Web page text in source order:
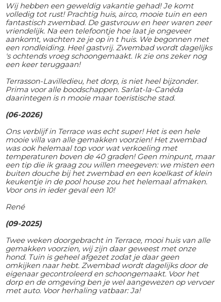
Wij hebben een geweldig vakantie gehad! Je komt
volledig tot rust! Prachtig huis, airco, mooie tuin en een
fantastisch zwembad. De gastvrouw en heer waren zeer
vriendelijk. Na een telefoontje hoe laat je ongeveer
aankomt, wachten ze je op in t huis. We begonnen met
een rondleiding. Heel gastvrij. Zwembad wordt dagelijks
's ochtends vroeg schoongemaakt. Ik zie ons zeker nog
een keer teruggaan!
Terrasson-Lavilledieu, het dorp, is niet heel bijzonder.
Prima voor alle boodschappen. Sarlat-la-Canéda
daarintegen is n mooie maar toeristische stad.
(06-2026)
Ons verblijf in Terrace was echt super! Het is een hele
mooie villa van alle gemakken voorzien! Het zwembad
was ook helemaal top voor wat verkoeling met
temperaturen boven de 40 graden! Geen minpunt, maar
een tip die ik graag zou willen meegeven: we misten een
buiten douche bij het zwembad en een koelkast of klein
keukentje in de pool house zou het helemaal afmaken.
Voor ons in ieder geval een 10!
René
(09-2025)
Twee weken doorgebracht in Terrace, mooi huis van alle
gemakken voorzien, wij zijn daar geweest met onze
hond. Tuin is geheel afgezet zodat je daar geen
omkijken naar hebt. Zwembad wordt dagelijks door de
eigenaar gecontroleerd en schoongemaakt. Voor het
dorp en de omgeving ben je wel aangewezen op vervoer
met auto. Voor herhaling vatbaar: Ja!